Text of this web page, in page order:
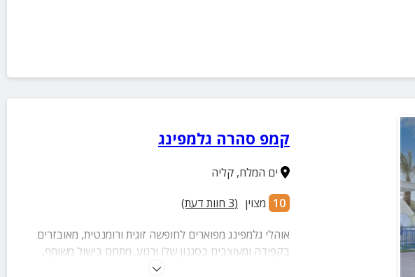
קמפ סהרה גלמפינג
ים המלח,קליה
10 מצוין (
3 חוות דעת)
אוהלי גלמפינג מפוארים לחופשה זוגית ורומנטית, מאובזרים
בקפידה ומעוצבים בסגנון שלו ורגוע. מתחם בישול משותף,
בריכה שחייה ללא תשלום בקרבת מקום, קניונים, מסעדות